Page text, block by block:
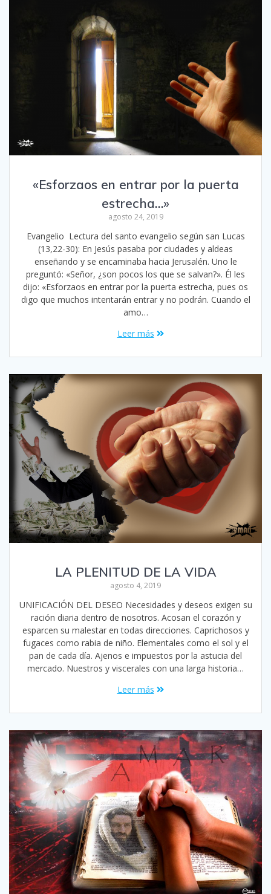
«Esforzaos en entrar por la puerta
estrecha…»
agosto 24, 2019
Evangelio Lectura del santo evangelio según san Lucas
(13,22-30): En Jesús pasaba por ciudades y aldeas
enseñando y se encaminaba hacia Jerusalén. Uno le
preguntó: «Señor, ¿son pocos los que se salvan?». Él les
dijo: «Esforzaos en entrar por la puerta estrecha, pues os
digo que muchos intentarán entrar y no podrán. Cuando el
amo…
Leer más
LA PLENITUD DE LA VIDA
agosto 4, 2019
UNIFICACIÓN DEL DESEO Necesidades y deseos exigen su
ración diaria dentro de nosotros. Acosan el corazón y
esparcen su malestar en todas direcciones. Caprichosos y
fugaces como rabia de niño. Elementales como el sol y el
pan de cada día. Ajenos e impuestos por la astucia del
mercado. Nuestros y viscerales con una larga historia…
Leer más